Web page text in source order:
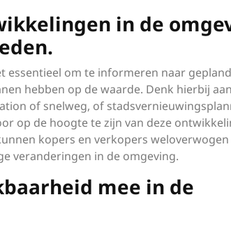
in de
essentieel om te informeren naar
hebben op de waarde. Denk hierbij
of snelweg, of
op de hoogte te zijn van deze
kopers en verkopers weloverwogen
veranderingen in de omgeving.
mee in de